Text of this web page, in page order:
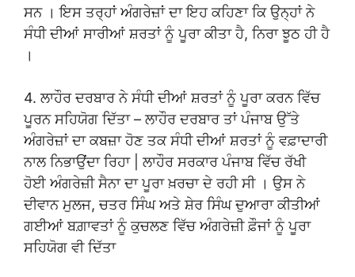
ਸਨ । ਇਸ ਤਰ੍ਹਾਂ ਅੰਗਰੇਜ਼ਾਂ ਦਾ ਇਹ ਕਹਿਣਾ ਕਿ ਉਨ੍ਹਾਂ ਨੇ
ਸੰਧੀ ਦੀਆਂ ਸਾਰੀਆਂ ਸ਼ਰਤਾਂ ਨੂੰ ਪੂਰਾ ਕੀਤਾ ਹੈ, ਨਿਰਾ ਝੂਠ ਹੀ ਹੈ
।
4. ਲਾਹੌਰ ਦਰਬਾਰ ਨੇ ਸੰਧੀ ਦੀਆਂ ਸ਼ਰਤਾਂ ਨੂੰ ਪੂਰਾ ਕਰਨ ਵਿੱਚ
ਪੂਰਨ ਸਹਿਯੋਗ ਦਿੱਤਾ – ਲਾਹੌਰ ਦਰਬਾਰ ਤਾਂ ਪੰਜਾਬ ਉੱਤੇ
ਅੰਗਰੇਜ਼ਾਂ ਦਾ ਕਬਜ਼ਾ ਹੋਣ ਤਕ ਸੰਧੀ ਦੀਆਂ ਸ਼ਰਤਾਂ ਨੂੰ ਵਫ਼ਾਦਾਰੀ
ਨਾਲ ਨਿਭਾਉਂਦਾ ਰਿਹਾ | ਲਾਹੌਰ ਸਰਕਾਰ ਪੰਜਾਬ ਵਿੱਚ ਰੱਖੀ
ਹੋਈ ਅੰਗਰੇਜ਼ੀ ਸੈਨਾ ਦਾ ਪੂਰਾ ਖ਼ਰਚਾ ਦੇ ਰਹੀ ਸੀ । ਉਸ ਨੇ
ਦੀਵਾਨ ਮੁਲਜ, ਚਤਰ ਸਿੰਘ ਅਤੇ ਸ਼ੇਰ ਸਿੰਘ ਦੁਆਰਾ ਕੀਤੀਆਂ
ਗਈਆਂ ਬਗ਼ਾਵਤਾਂ ਨੂੰ ਕੁਚਲਣ ਵਿੱਚ ਅੰਗਰੇਜ਼ੀ ਫ਼ੌਜਾਂ ਨੂੰ ਪੂਰਾ
ਸਹਿਯੋਗ ਵੀ ਦਿੱਤਾ